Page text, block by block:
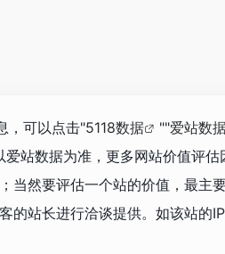
，可以点击"5118数据 ""爱站数
站数据为准，更多网站价值评估
当然要评估一个站的价值，最主
站长进行洽谈提供。如该站的IP